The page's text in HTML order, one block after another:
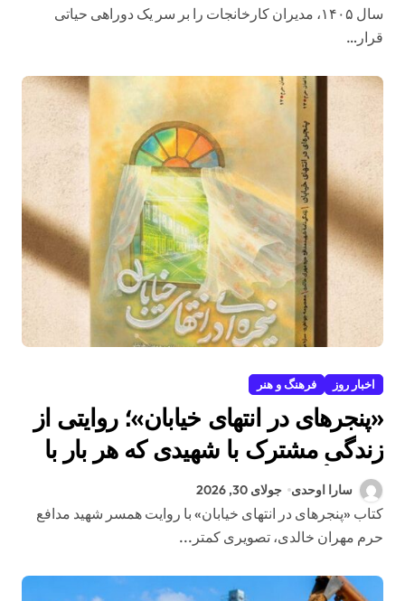
سال ۱۴۰۵، مدیران کارخانجات را بر سر یک دوراهی حیاتی
قرار…
اخبار روز فرهنگ و هنر
«پنجرهای در انتهای خیابان»؛ روایتی از
زندگی مشترک با شهیدی که هر بار با
بوی مأموریت نفس میکشید
سارا اوحدی جولای 30, 2026
کتاب «پنجرهای در انتهای خیابان» با روایت همسر شهید مدافع
حرم مهران خالدی، تصویری کمتر...